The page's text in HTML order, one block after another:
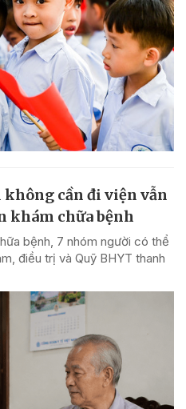
cần đi viện vẫn
khám chữa bệnh
bệnh, 7 nhóm người có thể
điều trị và Quỹ BHYT thanh